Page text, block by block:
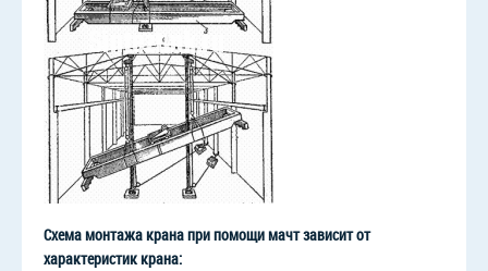
Схема монтажа крана при помощи мачт зависит от
характеристик крана: